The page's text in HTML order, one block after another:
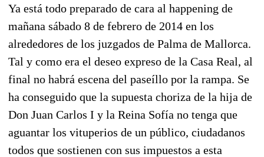
Ya está todo preparado de cara al happening de
mañana sábado 8 de febrero de 2014 en los
alrededores de los juzgados de Palma de Mallorca.
Tal y como era el deseo expreso de la Casa Real, al
final no habrá escena del paseíllo por la rampa. Se
ha conseguido que la supuesta choriza de la hija de
Don Juan Carlos I y la Reina Sofía no tenga que
aguantar los vituperios de un público, ciudadanos
todos que sostienen con sus impuestos a esta